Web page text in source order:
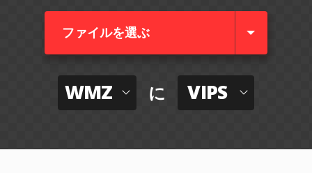
ファイルを選ぶ
WMZ に VIPS